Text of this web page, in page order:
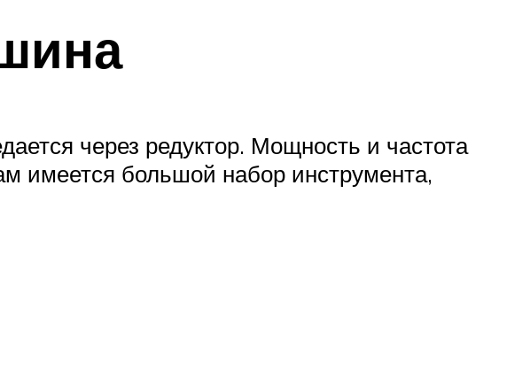
через редуктор. Мощность и частота
имеется большой набор инструмента,